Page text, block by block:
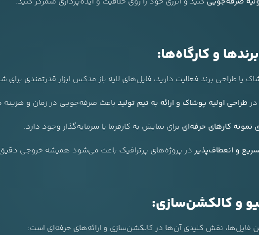
و کارگاه‌ها:
یا طراحی برند فعالیت دارید، فایل‌های لایه باز مدکس ابزار قدرتمندی برای
طراحی اولیه پوشاک و ارائه به تیم تولید باعث صرفه‌جویی در زمان و
نمونه کارهای حرفه‌ای برای نمایش به کارفرما یا سرمایه‌گذار وجود دارد.
و انعطاف‌پذیر در پروژه‌های پرترافیک باعث می‌شود همیشه خروجی دقیق
و کالکشن‌سازی:
فایل‌ها، نقش کلیدی آن‌ها در کالکشن‌سازی و ارائه‌های حرفه‌ای است: